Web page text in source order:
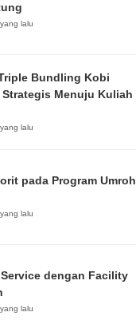
lalu
Bundling Kobi
Menuju Kuliah
lalu
pada Program Umroh
lalu
dengan Facility
lalu